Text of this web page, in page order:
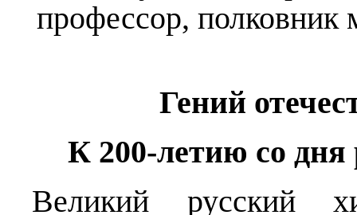
профессор,
Гений
К 200-летию со
Великий русский